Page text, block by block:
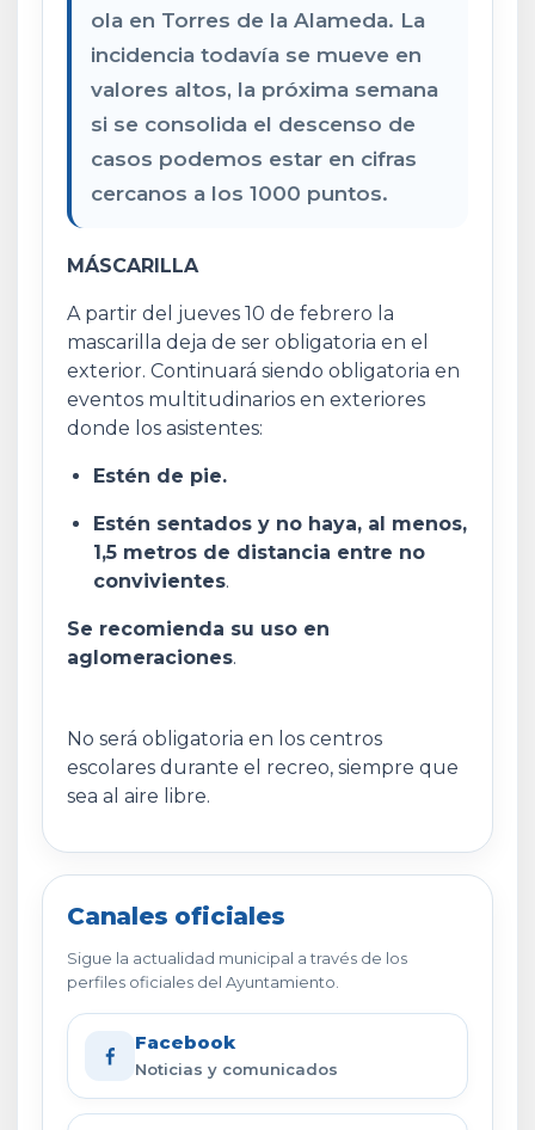
ola en Torres de la Alameda. La
incidencia todavía se mueve en
valores altos, la próxima semana
si se consolida el descenso de
casos podemos estar en cifras
cercanos a los 1000 puntos.
MÁSCARILLA
A partir del jueves 10 de febrero la
mascarilla deja de ser obligatoria en el
exterior. Continuará siendo obligatoria en
eventos multitudinarios en exteriores
donde los asistentes:
Estén de pie.
Estén sentados y no haya, al menos,
1,5 metros de distancia entre no
convivientes.
Se recomienda su uso en
aglomeraciones.
No será obligatoria en los centros
escolares durante el recreo, siempre que
sea al aire libre.
Canales oficiales
Sigue la actualidad municipal a través de los
perfiles oficiales del Ayuntamiento.
Facebook
Noticias y comunicados